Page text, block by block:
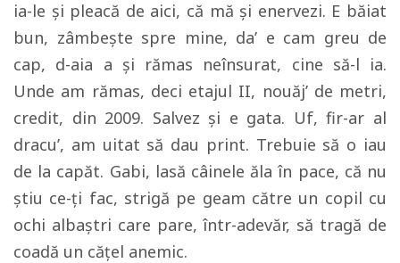
ia-le şi pleacă de aici, că mă şi enervezi. E băiat
bun, zâmbeşte spre mine, da’ e cam greu de
cap, d-aia a şi rămas neînsurat, cine să-l ia.
Unde am rămas, deci etajul II, nouăj’ de metri,
credit, din 2009. Salvez şi e gata. Uf, fir-ar al
dracu’, am uitat să dau print. Trebuie să o iau
de la capăt. Gabi, lasă câinele ăla în pace, că nu
ştiu ce-ţi fac, strigă pe geam către un copil cu
ochi albaştri care pare, într-adevăr, să tragă de
coadă un căţel anemic.